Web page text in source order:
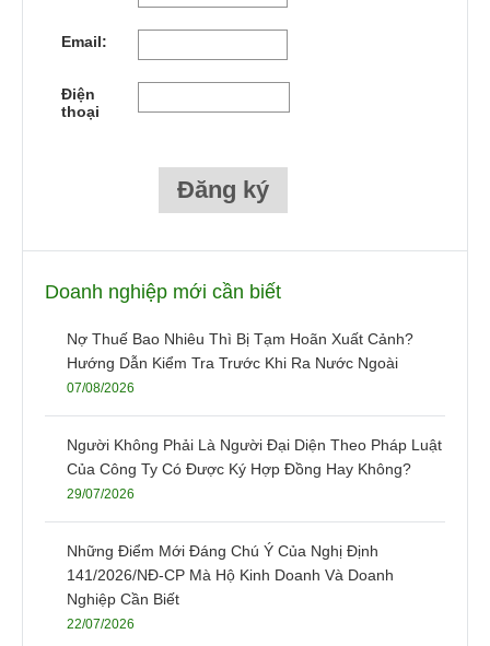
Email:
Điện
thoại
Doanh nghiệp mới cần biết
Nợ Thuế Bao Nhiêu Thì Bị Tạm Hoãn Xuất Cảnh?
Hướng Dẫn Kiểm Tra Trước Khi Ra Nước Ngoài
07/08/2026
Người Không Phải Là Người Đại Diện Theo Pháp Luật
Của Công Ty Có Được Ký Hợp Đồng Hay Không?
29/07/2026
Những Điểm Mới Đáng Chú Ý Của Nghị Định
141/2026/NĐ-CP Mà Hộ Kinh Doanh Và Doanh
Nghiệp Cần Biết
22/07/2026